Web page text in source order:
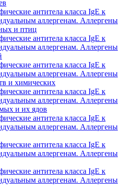
антитела класса IgE к
аллергенам. Аллергены
и птиц
антитела класса IgE к
аллергенам. Аллергены
антитела класса IgE к
аллергенам. Аллергены
и химических
антитела класса IgE к
аллергенам. Аллергены
и их ядов
антитела класса IgE к
аллергенам. Аллергены
антитела класса IgE к
аллергенам. Аллергены
антитела класса IgE к
аллергенам. Аллергены